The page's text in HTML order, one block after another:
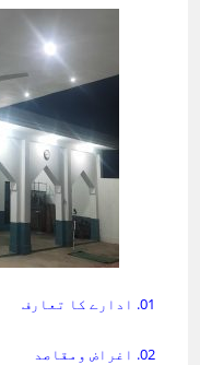
01. ادارے کا تعارف
02. اغراض ومقاصد